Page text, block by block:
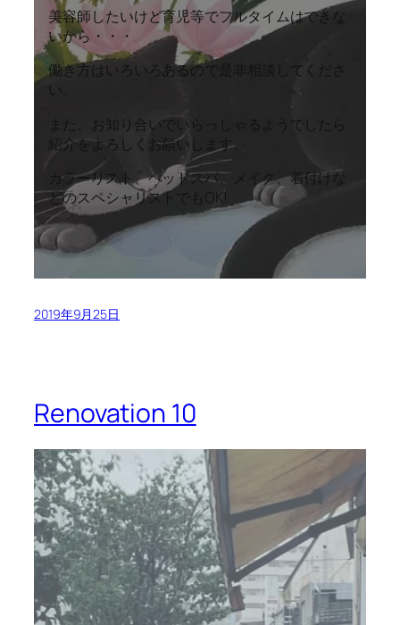
美容師したいけど育児等でフルタイムはできな
いから・・・
働き方はいろいろあるので是非相談してくださ
い。
また、お知り合いでいらっしゃるようでしたら
紹介をよろしくお願いします。
カラーリスト、ヘッドスパ、メイク、着付けな
どのスペシャリストでもOK!
2019年9月25日
Renovation 10